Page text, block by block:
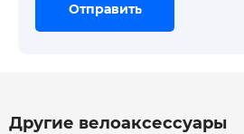
Отправить
Отправить
Отправить
Другие велоаксессуары